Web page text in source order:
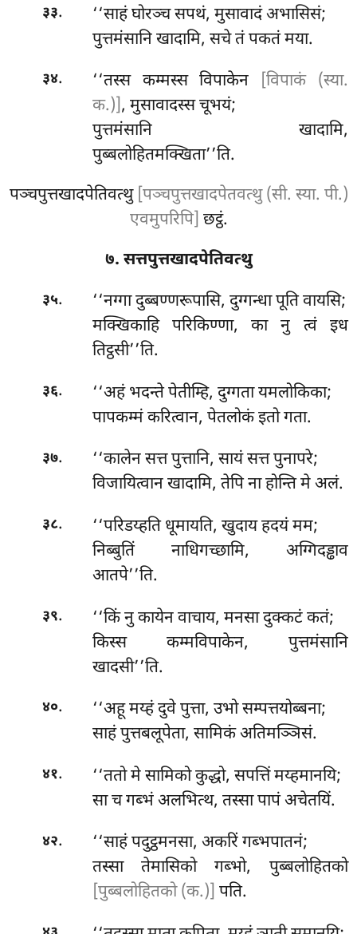
३३.
‘‘साहं घोरञ्च सपथं, मुसावादं अभासिसं;
पुत्तमंसानि खादामि, सचे तं पकतं मया.
३४. ‘‘तस्स कम्मस्स विपाकेन
[विपाकं (स्या.
क.)], मुसावादस्स चूभयं;
पुत्तमंसानि खादामि,
पुब्बलोहितमक्खिता’’ति.
पञ्चपुत्तखादपेतिवत्थु [पञ्चपुत्तखादपेतवत्थु (सी. स्या. पी.)
एवमुपरिपि] छट्ठं.
७. सत्तपुत्तखादपेतिवत्थु
३५. ‘‘नग्गादुब्बण्णरूपासि, दुग्गन्धा पूति वायसि;
मक्खिकाहि परिकिण्णा, का नु त्वं इध
तिट्ठसी’’ति.
३६.
‘‘अहं भदन्ते पेतीम्हि, दुग्गता यमलोकिका;
पापकम्मं करित्वान, पेतलोकं इतो गता.
३७.
‘‘कालेन सत्त पुत्तानि, सायं सत्त पुनापरे;
विजायित्वान खादामि, तेपि ना होन्ति मे अलं.
३८.
‘‘परिडय्हति धूमायति, खुदाय हदयं मम;
निब्बुतिं नाधिगच्छामि, अग्गिदड्ढाव
आतपे’’ति.
३९.
‘‘किं नु कायेन वाचाय, मनसा दुक्कटं कतं;
किस्स कम्मविपाकेन, पुत्तमंसानि
खादसी’’ति.
४०.
‘‘अहू मय्हं दुवे पुत्ता, उभो सम्पत्तयोब्बना;
साहं पुत्तबलूपेता, सामिकं अतिमञ्ञिसं.
४१.
‘‘ततो मे सामिको कुद्धो, सपत्तिं मय्हमानयि;
सा च गब्भं अलभित्थ, तस्सा पापं अचेतयिं.
४२. ‘‘साहंपदुट्ठमनसा, अकरिं गब्भपातनं;
तस्सा तेमासिको गब्भो, पुब्बलोहितको
[पुब्बलोहितको (क.)] पति.